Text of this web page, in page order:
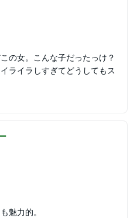
の女。こんな子だったっけ？
ライラしすぎてどうしてもス
魅力的。